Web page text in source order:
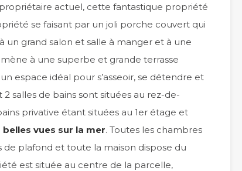
actuel, cette fantastique propriété
se faisant par un joli porche couvert qui
un grand salon et salle à manger et à une
à une superbe et grande terrasse
espace idéal pour s’asseoir, se détendre et
salles de bains sont situées au rez-de-
privative étant situées au 1er étage et
belles vues sur la mer. Toutes les chambres
plafond et toute la maison dispose du
est située au centre de la parcelle,